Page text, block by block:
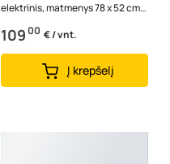
elektrinis, matmenys 78 x 52 cm,
4 bangų, baltos spalvos, 37602B
10900 € / vnt.
Į krepšelį